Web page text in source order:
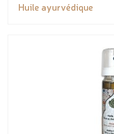
Huile ayurvédique